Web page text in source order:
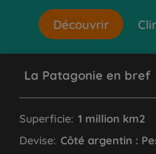
Découvrir
La Patagonie en bref
Superficie: 1 million km2
Devise: Côté argentin :